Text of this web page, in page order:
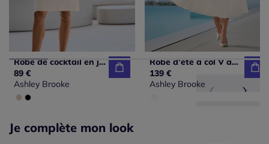
Robe de cocktail en jersey avec col V et effet cache-cœur
89 €
Ashley Brooke
Robe d'été à col V avec effet cache-cœur et poches cousues
139 €
Ashley Brooke
Je complète mon look